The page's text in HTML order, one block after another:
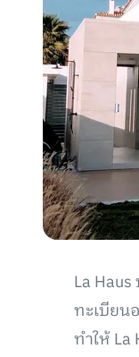
La
ทะเบียน
ทำให้